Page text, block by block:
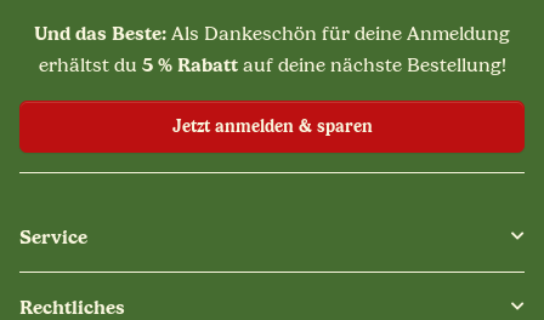
Und das Beste: Als Dankeschön für deine Anmeldung
erhältst du 5 % Rabattauf deine nächste Bestellung!
Jetzt anmelden & sparen
Service
Rechtliches